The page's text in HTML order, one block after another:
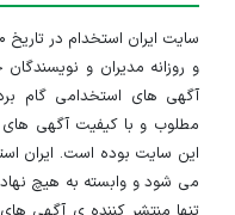
و روزانه مدیران و
آگهی های استخدامی گام
مطلوب و با کیفیت آگهی
این سایت بوده است. ایران
می شود و وابسته به هیچ